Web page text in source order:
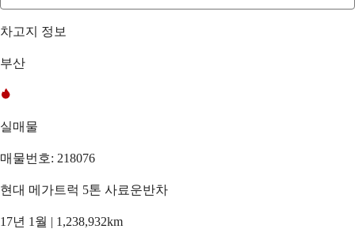
차고지 정보
부산
실매물
매물번호: 218076
현대 메가트럭 5톤 사료운반차
17년 1월 | 1,238,932km